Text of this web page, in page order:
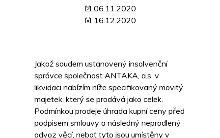
06.11.2020
16.12.2020
Jakož soudem ustanovený insolvenční
správce společnost ANTAKA, a.s. v
likvidaci nabízím níže specifikovaný movitý
majetek, který se prodává jako celek.
Podmínkou prodeje úhrada kupní ceny před
podpisem smlouvy a následný neprodlený
odvoz věcí, neboť tyto jsou umístěny v